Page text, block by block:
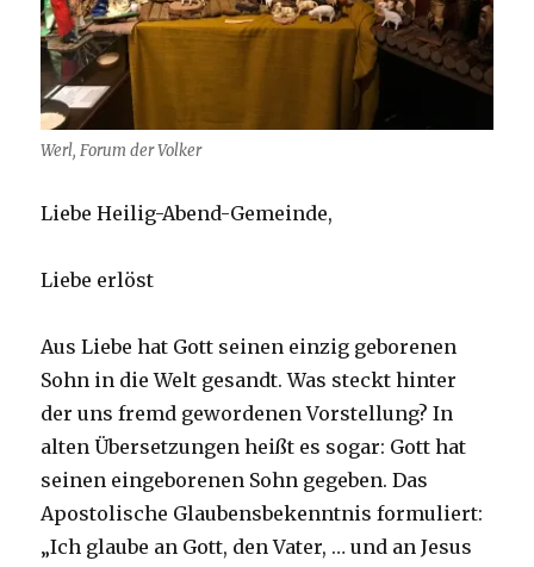
Werl, Forum der Volker
Liebe Heilig-Abend-Gemeinde,
Liebe erlöst
Aus Liebe hat Gott seinen einzig geborenen
Sohn in die Welt gesandt. Was steckt hinter
der uns fremd gewordenen Vorstellung? In
alten Übersetzungen heißt es sogar: Gott hat
seinen eingeborenen Sohn gegeben. Das
Apostolische Glaubensbekenntnis formuliert:
„Ich glaube an Gott, den Vater, … und an Jesus